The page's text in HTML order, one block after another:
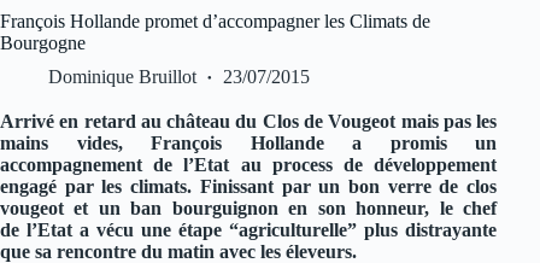
François Hollande promet d’accompagner les Climats de
Bourgogne
Dominique Bruillot
23/07/2015
Arrivé en retard au château du Clos de Vougeot mais pas les
mains vides, François Hollande a promis un
accompagnement de l’Etat au process de développement
engagé par les climats. Finissant par un bon verre de clos
vougeot et un ban bourguignon en son honneur, le chef
de l’Etat a vécu une étape “agriculturelle” plus distrayante
que sa rencontre du matin avec les éleveurs.